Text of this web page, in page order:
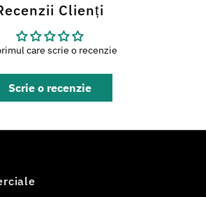
Clienți
care scrie o recenzie
Scrie o recenzie